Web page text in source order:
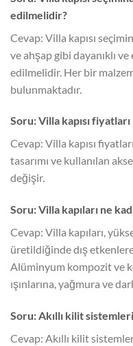
edilmelidir?
Cevap: Villa kapısı
ve ahşap gibi dayanıklı
edilmelidir. Her bir
bulunmaktadır.
Soru: Villa kapısı
Cevap: Villa kapısı
tasarımı ve kullanılan
değişir.
Soru: Villa kapıları ne
Cevap: Villa kapıları,
üretildiğinde dış etkenlere
Alüminyum kompozit ve
ışınlarına, yağmura ve
Soru: Akıllı kilit sistemleri
Cevap: Akıllı kilit